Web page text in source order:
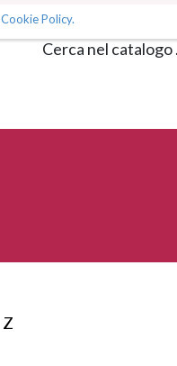
Cerca nel catalogo ...
Cookie Policy.
Z